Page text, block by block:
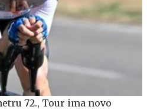
72., Tour ima novo